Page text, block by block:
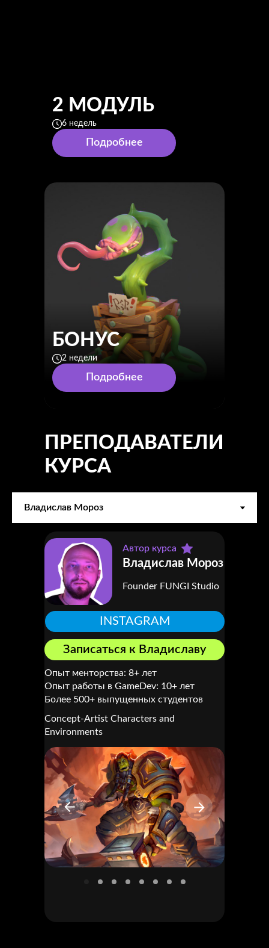
БОНУС
2 недели
Подробнее
2 МОДУЛЬ
6 недель
Подробнее
ПРЕПОДАВАТЕЛИ
КУРСА
Владислав Мороз
Автор курса
Founder FUNGI Studio
Опыт менторства: 8+ лет
Опыт работы в GameDev: 10+ лет
Более 500+ выпущенных студентов
INSTAGRAM
Concept-Artist Characters and
Environments
Записаться к Владиславу